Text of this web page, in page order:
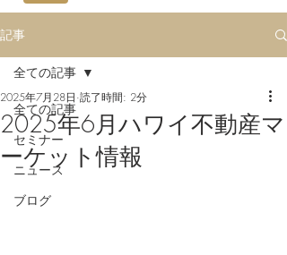
記事
全ての記事
セミナー
ニュース
ブログ
全ての記事
2025年6月ハワイ不動産マ
ーケット情報
2025年7月28日 読了時間: 2分